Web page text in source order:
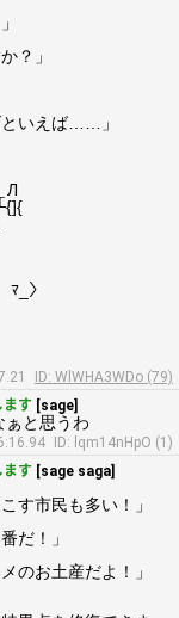
？」
といえば……」
ID: WlWHA3WDo (79)
ます [sage]
ぁと思うわ
ID: lqm14nHpO (1)
ます [sage saga]
す市民も多い！」
だ！」
のお土産だよ！」